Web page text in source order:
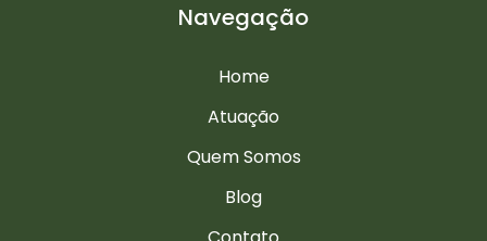
Navegação
Home
Atuação
Quem Somos
Blog